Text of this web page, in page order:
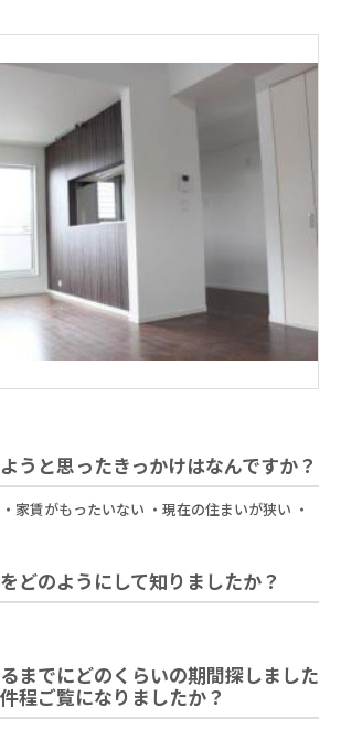
うと思ったきっかけはなんですか？
家賃がもったいない ・現在の住まいが狭い ・
どのようにして知りましたか？
までにどのくらいの期間探しました
程ご覧になりましたか？